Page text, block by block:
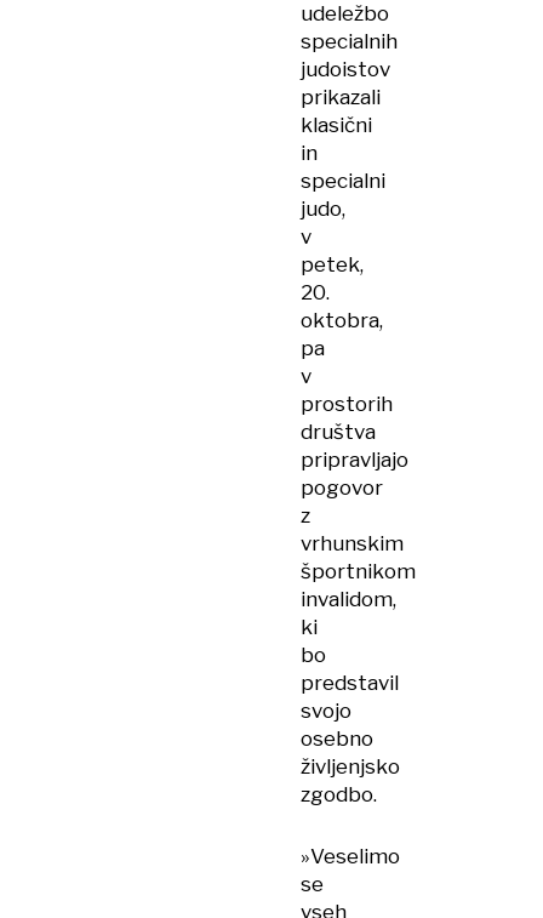
udeležbo
specialnih
judoistov
prikazali
klasični
in
specialni
judo,
v
petek,
20.
oktobra,
pa
v
prostorih
društva
pripravljajo
pogovor
z
vrhunskim
športnikom
invalidom,
ki
bo
predstavil
svojo
osebno
življenjsko
zgodbo.
»Veselimo
se
vseh